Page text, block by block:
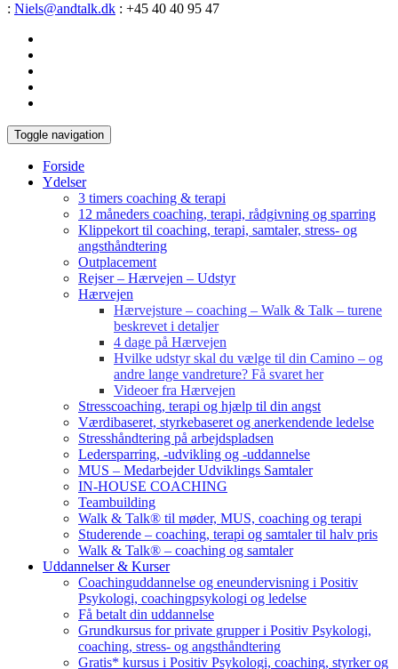
: Niels@andtalk.dk : +45 40 40 95 47
Toggle navigation
Forside
Ydelser
3 timers coaching & terapi
12 måneders coaching, terapi, rådgivning og sparring
Klippekort til coaching, terapi, samtaler, stress- og
angsthåndtering
Outplacement
Rejser – Hærvejen – Udstyr
Hærvejen
Hærvejsture – coaching – Walk & Talk – turene
beskrevet i detaljer
4 dage på Hærvejen
Hvilke udstyr skal du vælge til din Camino – og
andre lange vandreture? Få svaret her
Videoer fra Hærvejen
Stresscoaching, terapi og hjælp til din angst
Værdibaseret, styrkebaseret og anerkendende ledelse
Stresshåndtering på arbejdspladsen
Ledersparring, -udvikling og -uddannelse
MUS – Medarbejder Udviklings Samtaler
IN-HOUSE COACHING
Teambuilding
Walk & Talk® til møder, MUS, coaching og terapi
Studerende – coaching, terapi og samtaler til halv pris
Walk & Talk® – coaching og samtaler
Uddannelser & Kurser
Coachinguddannelse og eneundervisning i Positiv
Psykologi, coachingpsykologi og ledelse
Få betalt din uddannelse
Grundkursus for private grupper i Positiv Psykologi,
coaching, stress- og angsthåndtering
Gratis* kursus i Positiv Psykologi, coaching, styrker og